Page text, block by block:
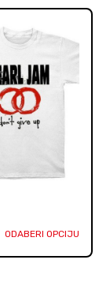
ODABERI OPCIJU